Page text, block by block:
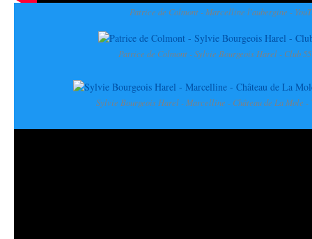
Patrice de Colmont - Marcelline l'aubergine -
Patrice de Colmont - Sylvie Bourgeois Harel - Club 55
Sylvie Bourgeois Harel - Marcelline - Château de La Mole -